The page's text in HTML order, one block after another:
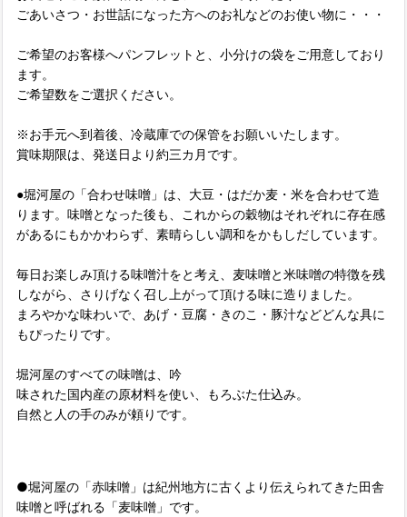
ごあいさつ・お世話になった方へのお礼などのお使い物に・・・
ご希望のお客様へパンフレットと、小分けの袋をご用意しており
ます。
ご希望数をご選択ください。
※お手元へ到着後、冷蔵庫での保管をお願いいたします。
賞味期限は、発送日より約三カ月です。
●堀河屋の「合わせ味噌」は、大豆・はだか麦・米を合わせて造
ります。味噌となった後も、これからの穀物はそれぞれに存在感
があるにもかかわらず、素晴らしい調和をかもしだしています。
毎日お楽しみ頂ける味噌汁をと考え、麦味噌と米味噌の特徴を残
しながら、さりげなく召し上がって頂ける味に造りました。
まろやかな味わいで、あげ・豆腐・きのこ・豚汁などどんな具に
もぴったりです。
堀河屋のすべての味噌は、吟
味された国内産の原材料を使い、もろぶた仕込み。
自然と人の手のみが頼りです。
●堀河屋の「赤味噌」は紀州地方に古くより伝えられてきた田舎
味噌と呼ばれる「麦味噌」です。